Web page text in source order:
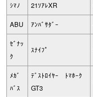
ｼﾏﾉ 21ｿｱﾚXR
ABU ｱﾝﾊﾞｻﾀﾞｰ
ｾﾞﾅｯ
ｸ
ｽﾅｲﾌﾟ
ﾒｶﾞ
ﾊﾞｽ
ﾃﾞｽﾄﾛｲﾔｰ ﾄﾏﾎｰｸ
GT3